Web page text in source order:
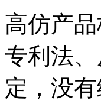
高仿产
专利法
定，没